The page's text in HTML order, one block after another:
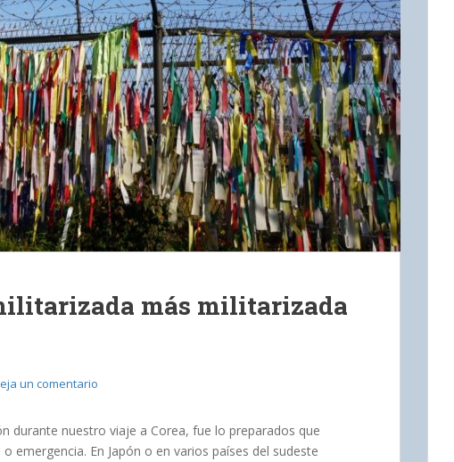
más militarizada
un comentario
durante nuestro viaje a Corea, fue lo preparados que
emergencia. En Japón o en varios países del sudeste